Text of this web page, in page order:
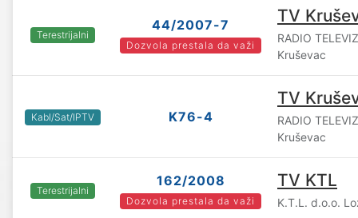
Terestrijalni
44/2007-7
Dozvola prestala da važi
TV
RADIO
Kruševac
Kabl/Sat/IPTV K76-4
TV
RADIO
Kruševac
Terestrijalni
162/2008
Dozvola prestala da važi
TV KTL
K.T.L. d.o.o.